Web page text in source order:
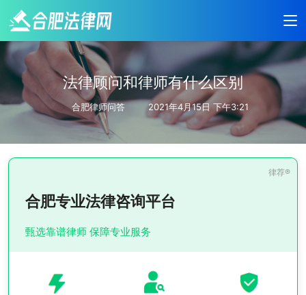
法律顾问和律师有什么区别
合肥律师问答 2021年4月15日 下午3:21
合肥专业法律咨询平台
甄选靠谱律师 保障专业服务